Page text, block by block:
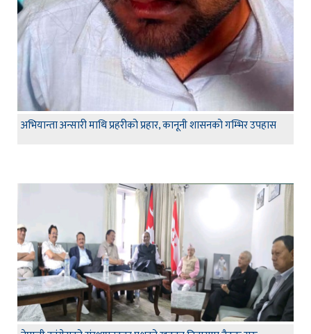
अभियान्ता अन्सारी माथि प्रहरीको प्रहार, कानूनी शासनको गम्भिर उपहास